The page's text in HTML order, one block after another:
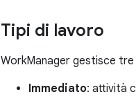
Tipi di lavoro
WorkManager gestisce
Immediato: attività